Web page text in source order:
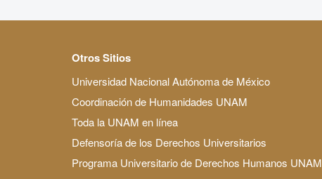
Otros Sitios
Universidad Nacional Autónoma de México
Coordinación de Humanidades UNAM
Toda la UNAM en línea
Defensoría de los Derechos Universitarios
Programa Universitario de Derechos Humanos UNAM